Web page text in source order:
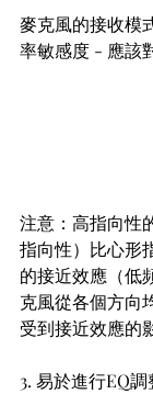
麥克風的接收模
率敏感度 - 應該
注意：高指向性
指向性）比心形
的接近效應（低
克風從各個方向
受到接近效應的
3. 易於進行EQ調